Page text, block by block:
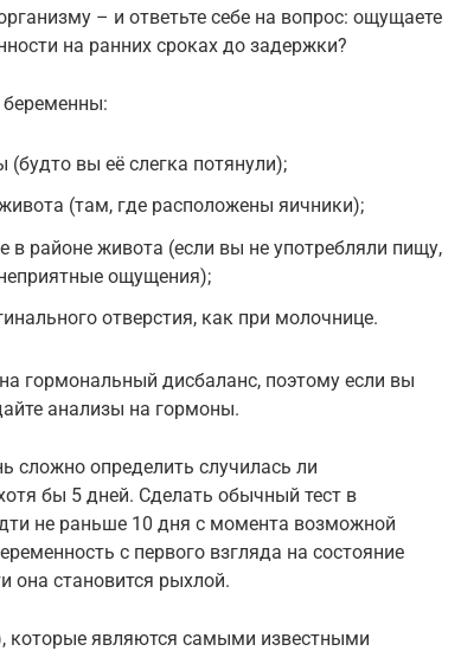
– и ответьте себе на вопрос: ощущаете
на ранних сроках до задержки?
беременны:
вы её слегка потянули);
(там, где расположены яичники);
в районе живота (если вы не употребляли пищу,
ощущения);
отверстия, как при молочнице.
гормональный дисбаланс, поэтому если вы
анализы на гормоны.
сложно определить случилась ли
бы 5 дней. Сделать обычный тест в
не раньше 10 дня с момента возможной
с первого взгляда на состояние
она становится рыхлой.
которые являются самыми известными